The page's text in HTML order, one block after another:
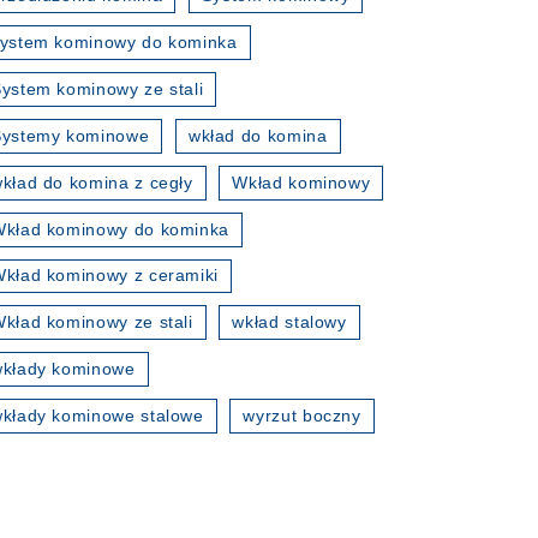
kominowy do kominka
kominowy ze stali
kominowe wkład do komina
do komina z cegły Wkład kominowy
kominowy do kominka
kominowy z ceramiki
kominowy ze stali wkład stalowy
kominowe
kominowe stalowe wyrzut boczny